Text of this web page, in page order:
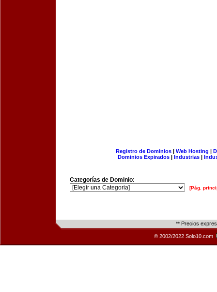
Registro de Dominios| Web Hosting |
Dominios Expirados | Industrias |
Categorías de Dominio:
[Pág.
** Precios
© 2002/2022 Solo10.com